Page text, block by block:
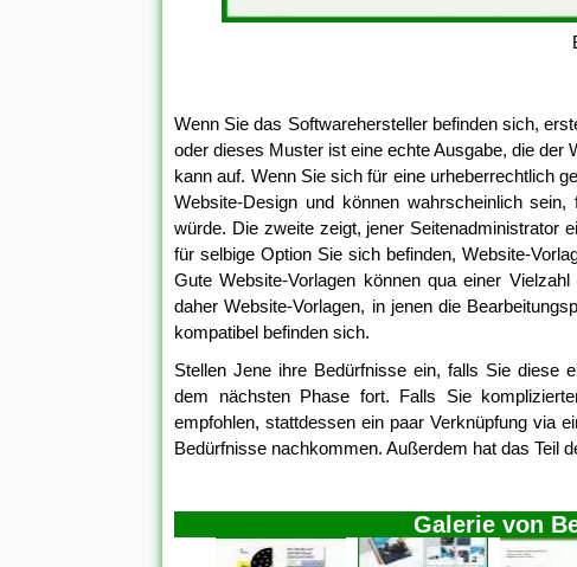
Wenn Sie das Softwarehersteller befinden sich,
oder dieses Muster ist eine echte Ausgabe, die der
kann auf. Wenn Sie sich für eine urheberrechtlich
Website-Design und können wahrscheinlich
würde. Die zweite zeigt, jener Seitenadministrator
für selbige Option Sie sich befinden, Website-
Gute Website-Vorlagen können qua einer
daher Website-Vorlagen, in jenen die
kompatibel befinden sich.
Stellen Jene ihre Bedürfnisse ein, falls Sie diese
dem nächsten Phase fort. Falls Sie
empfohlen, stattdessen ein paar Verknüpfung via
Bedürfnisse nachkommen. Außerdem hat das Teil
Galerie von